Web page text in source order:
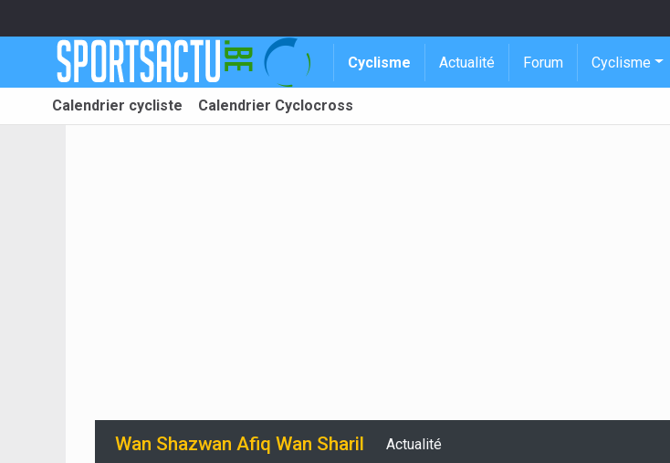
Cyclisme Actualité Forum Cyclisme
Calendrier cycliste Calendrier Cyclocross
Wan Shazwan Afiq Wan Sharil Actualité